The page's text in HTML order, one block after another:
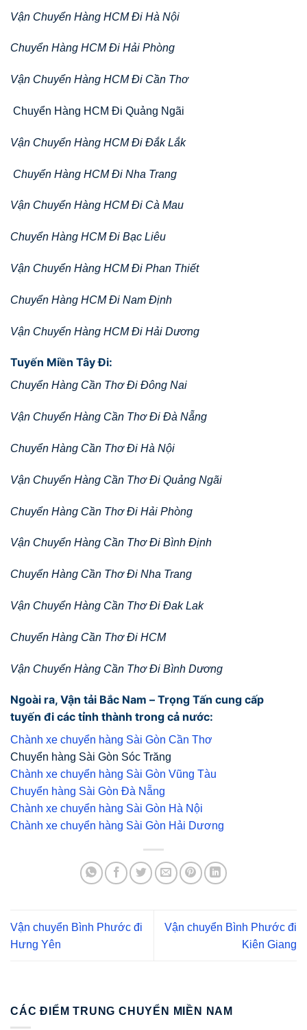
Vận Chuyển Hàng HCM Đi Hà Nội
Chuyển Hàng HCM Đi Hải Phòng
Vận Chuyển Hàng HCM Đi Cần Thơ
Chuyển Hàng HCM Đi Quảng Ngãi
Vận Chuyển Hàng HCM Đi Đắk Lắk
Chuyển Hàng HCM Đi Nha Trang
Vận Chuyển Hàng HCM Đi Cà Mau
Chuyển Hàng HCM Đi Bạc Liêu
Vận Chuyển Hàng HCM Đi Phan Thiết
Chuyển Hàng HCM Đi Nam Định
Vận Chuyển Hàng HCM Đi Hải Dương
Tuyến Miền Tây Đi:
Chuyển Hàng Cần Thơ Đi Đông Nai
Vận Chuyển Hàng Cần Thơ Đi Đà Nẵng
Chuyển Hàng Cần Thơ Đi Hà Nội
Vận Chuyển Hàng Cần Thơ Đi Quảng Ngãi
Chuyển Hàng Cần Thơ Đi Hải Phòng
Vận Chuyển Hàng Cần Thơ Đi Bình Định
Chuyển Hàng Cần Thơ Đi Nha Trang
Vận Chuyển Hàng Cần Thơ Đi Đak Lak
Chuyển Hàng Cần Thơ Đi HCM
Vận Chuyển Hàng Cần Thơ Đi Bình Dương
Ngoài ra, Vận tải Bắc Nam – Trọng Tấn cung cấp
tuyến đi các tỉnh thành trong cả nước:
Chành xe chuyển hàng Sài Gòn Cần Thơ
Chuyển hàng Sài Gòn Sóc Trăng
Chành xe chuyển hàng Sài Gòn Vũng Tàu
Chuyển hàng Sài Gòn Đà Nẵng
Chành xe chuyển hàng Sài Gòn Hà Nội
Chành xe chuyển hàng Sài Gòn Hải Dương
Vận chuyển Bình Phước đi
Hưng Yên
Vận chuyển Bình Phước đi
Kiên Giang
CÁC ĐIỂM TRUNG CHUYỂN MIỀN NAM